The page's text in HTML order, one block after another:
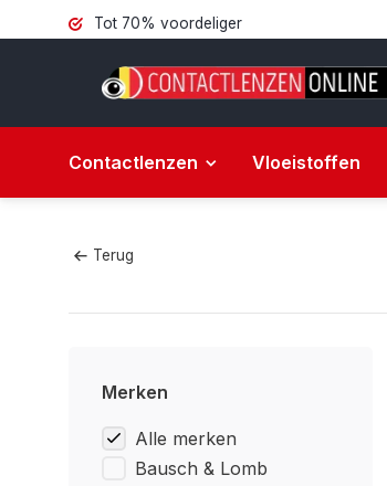
Tot 70% voordeliger
Contactlenzen Vloeistoffen
Terug
Merken
Alle merken
Bausch & Lomb